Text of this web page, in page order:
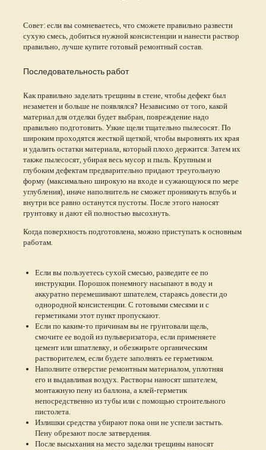
Совет: если вы сомневаетесь, что сможете правильно развести
сухую смесь, добиться нужной консистенции и нанести раствор
правильно, лучше купите готовый ремонтный состав.
Последовательность работ
Как правильно заделать трещины в стене, чтобы дефект был
незаметен и больше не появлялся? Независимо от того, какой
материал для отделки будет выбран, повреждение надо
правильно подготовить. Узкие щели тщательно пылесосят. По
широким проходятся жесткой щеткой, чтобы выровнять их края
и удалить остатки материала, который плохо держится. Затем их
также пылесосят, убирая весь мусор и пыль. Крупным и
глубоким дефектам предварительно придают треугольную
форму (максимально широкую на входе и сужающуюся по мере
углубления), иначе наполнитель не сможет проникнуть вглубь и
внутри все равно останутся пустоты. После этого наносят
грунтовку и дают ей полностью высохнуть.
Когда поверхность подготовлена, можно приступать к основным
работам.
Если вы пользуетесь сухой смесью, разведите ее по
инструкции. Порошок понемногу насыпают в воду и
аккуратно перемешивают шпателем, стараясь довести до
однородной консистенции. С готовыми смесями и с
герметиками этот пункт пропускают.
Если по каким-то причинам вы не грунтовали щель,
смочите ее водой из пульверизатора, если применяете
цемент или шпатлевку, и обезжирьте органическим
растворителем, если будете заполнять ее герметиком.
Наполните отверстие ремонтным материалом, уплотняя
его и выдавливая воздух. Растворы наносят шпателем,
монтажную пену из баллона, а клей-герметик
непосредственно из тубы или с помощью строительного
пистолета.
Излишки средства убирают пока они не успели застыть.
Пену обрезают после затвердения.
После высыхания на место заделки трещины наносят